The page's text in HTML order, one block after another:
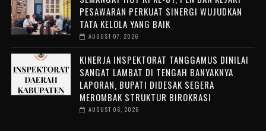
PESAWARAN PERKUAT SINERGI WUJUDKAN
TATA KELOLA YANG BAIK
AUGUST 07, 2026
KINERJA INSPEKTORAT TANGGAMUS DINILAI
SANGAT LAMBAT DI TENGAH BANYAKNYA
LAPORAN, BUPATI DIDESAK SEGERA
MEROMBAK STRUKTUR BIROKRASI
AUGUST 06, 2026